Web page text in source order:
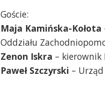
Goście:
Maja Kamińska-Kołota
Oddziału
Zenon Iskra – kierownik
Paweł Szczyrski –